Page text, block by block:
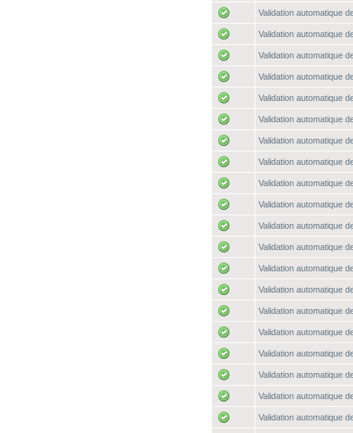
Validation automatique
Validation automatique
Validation automatique
Validation automatique
Validation automatique
Validation automatique
Validation automatique
Validation automatique
Validation automatique
Validation automatique
Validation automatique
Validation automatique
Validation automatique
Validation automatique
Validation automatique
Validation automatique
Validation automatique
Validation automatique
Validation automatique
Validation automatique